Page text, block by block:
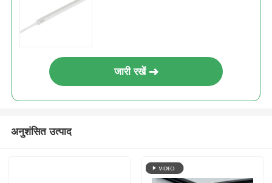
जारी रखें
अनुशंसित उत्पाद